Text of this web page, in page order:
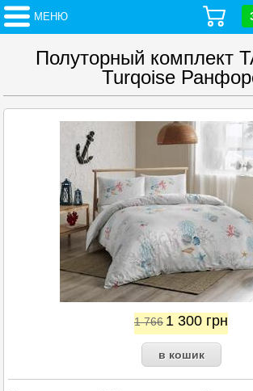
МЕНЮ
Полуторный комплект
Turqoise
1 766 1 300 грн